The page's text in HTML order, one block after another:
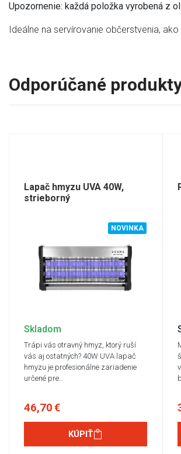
Upozornenie: každá položka vyrobená z
Ideálne na servírovanie občerstvenia,
Odporúčané
Lapač hmyzu UVA 40W,
strieborný
NOVINKA
Skladom
Trápi vás otravný hmyz, ktorý ruší
vás aj ostatných? 40W UVA lapač
hmyzu je profesionálne zariadenie
určené pre…
46,70 €
KÚPIŤ